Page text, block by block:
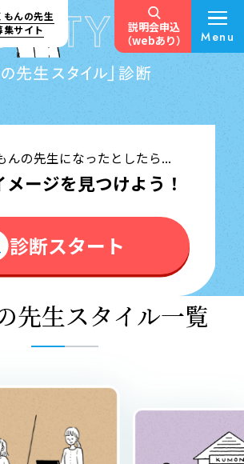
もんの先生
集サイト
説明会申込
（webあり）
Menu
んの先生になったとしたら...
ージを見つけよう！
診断スタート
先生スタイル一覧